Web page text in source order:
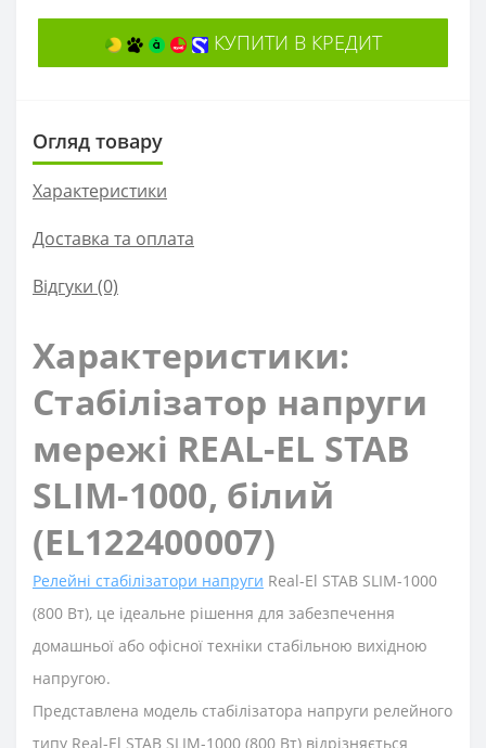
КУПИТИ В КРЕДИТ
Огляд товару
Характеристики
Доставка та оплата
Відгуки (0)
Характеристики:
Стабілізатор напруги
мережі REAL-EL STAB
SLIM-1000, білий
(EL122400007)
Релейні стабілізатори напруги Real-El STAB SLIM-1000
(800 Вт), це ідеальне рішення для забезпечення
домашньої або офісної техніки стабільною вихідною
напругою.
Представлена модель стабілізатора напруги релейного
типу Real-El STAB SLIM-1000 (800 Вт) відрізняється